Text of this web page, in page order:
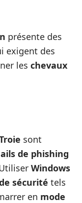
présente des
exigent des
les chevaux
sont
de phishing
Windows
sécurité tels
en mode